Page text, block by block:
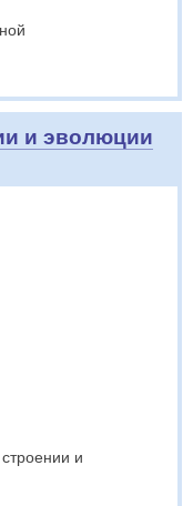
и эволюции
и